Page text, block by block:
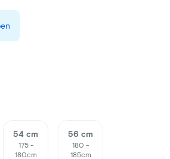
54 cm
175 -
180cm
56 cm
180 -
185cm